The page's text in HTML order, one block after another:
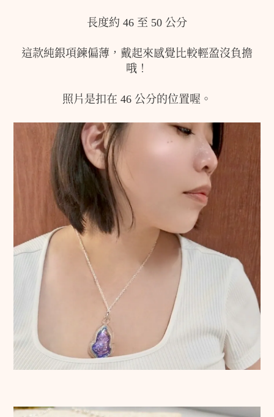
長度約 46 至 50 公分
這款純銀項鍊偏薄，戴起來感覺比較輕盈沒負擔
哦！
照片是扣在 46 公分的位置喔。